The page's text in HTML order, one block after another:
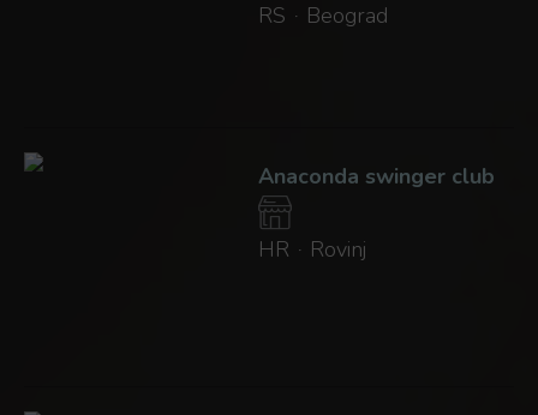
RS · Beograd
Anaconda swinger club
HR · Rovinj